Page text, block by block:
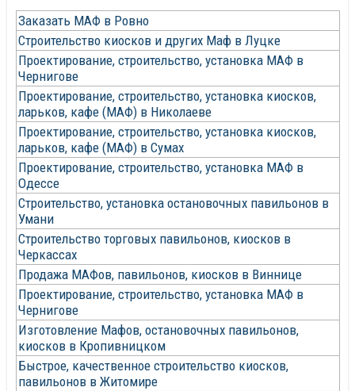
Кол-
во
строк:
Заказать МАФ в Ровно
Строительство киосков и других Маф в Луцке
Проектирование, строительство, установка МАФ в
Чернигове
Проектирование, строительство, установка киосков,
ларьков, кафе (МАФ) в Николаеве
Проектирование, строительство, установка киосков,
ларьков, кафе (МАФ) в Сумах
Проектирование, строительство, установка МАФ в
Одессе
Строительство, установка остановочных павильонов в
Умани
Строительство торговых павильонов, киосков в
Черкассах
Продажа МАФов, павильонов, киосков в Виннице
Проектирование, строительство, установка МАФ в
Чернигове
Изготовление Мафов, остановочных павильонов,
киосков в Кропивницком
Быстрое, качественное строительство киосков,
павильонов в Житомире